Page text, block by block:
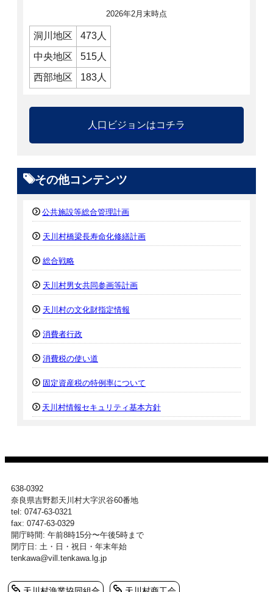
2026年2月末時点
洞川地区
473人
中央地区
515人
西部地区
183人
人口ビジョンはコチラ
その他コンテンツ
公共施設等総合管理計画
天川村橋梁長寿命化修繕計画
総合戦略
天川村男女共同参画等計画
天川村の文化財指定情報
消費者行政
消費税の使い道
固定資産税の特例率について
天川村情報セキュリティ基本方針
638-0392
奈良県吉野郡天川村大字沢谷60番地
tel: 0747-63-0321
fax: 0747-63-0329
開庁時間: 午前8時15分〜午後5時まで
閉庁日: 土・日・祝日・年末年始
tenkawa@vill.tenkawa.lg.jp